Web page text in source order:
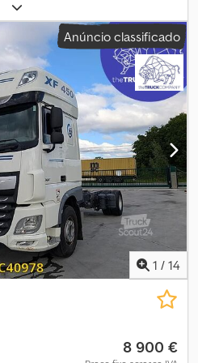
5 500 mm
cama, tipo de engrenagem:
, comprimento total:8 000
, altura total: 3 900 mm
, Ano de
kg Carga útil: 5.040 kg Peso bruto
Abbsck Danos: nenhum
Anúncio classificado
1 / 14
8 900 €